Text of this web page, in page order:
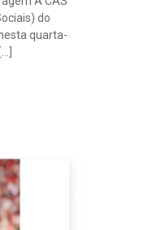
do
quarta-